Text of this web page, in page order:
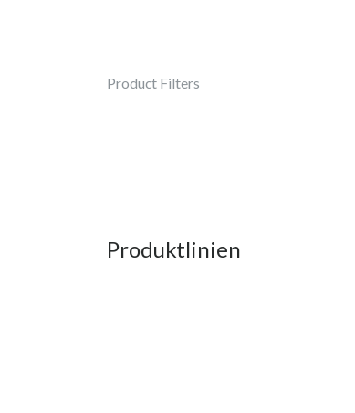
Product Filters
Produktlinien